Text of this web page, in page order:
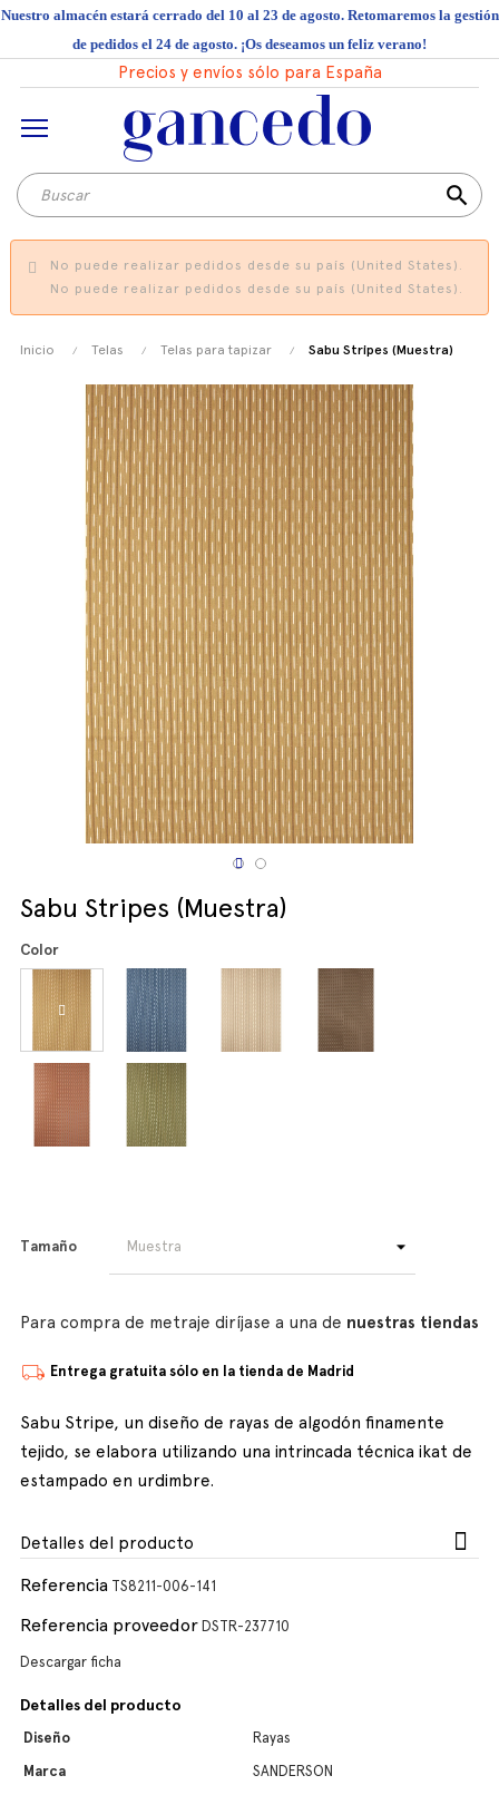
Nuestro almacén estará cerrado del 10 al 23 de agosto. Retomaremos la gestión
de pedidos el 24 de agosto. ¡Os deseamos un feliz verano!
Precios y envíos sólo para España
search
No puede realizar pedidos desde su país (United States).
No puede realizar pedidos desde su país (United States).
Inicio Telas Telas para tapizar Sabu Stripes (Muestra)
Sabu Stripes (Muestra)
Color
Tamaño
Para compra de metraje diríjase a una de nuestras tiendas
Entrega gratuita sólo en la tienda de Madrid
Sabu Stripe, un diseño de rayas de algodón finamente
tejido, se elabora utilizando una intrincada técnica ikat de
estampado en urdimbre.
Detalles del producto
Referencia TS8211-006-141
Referencia proveedor DSTR-237710
Descargar ficha
Detalles del producto
Diseño
Rayas
Marca
SANDERSON